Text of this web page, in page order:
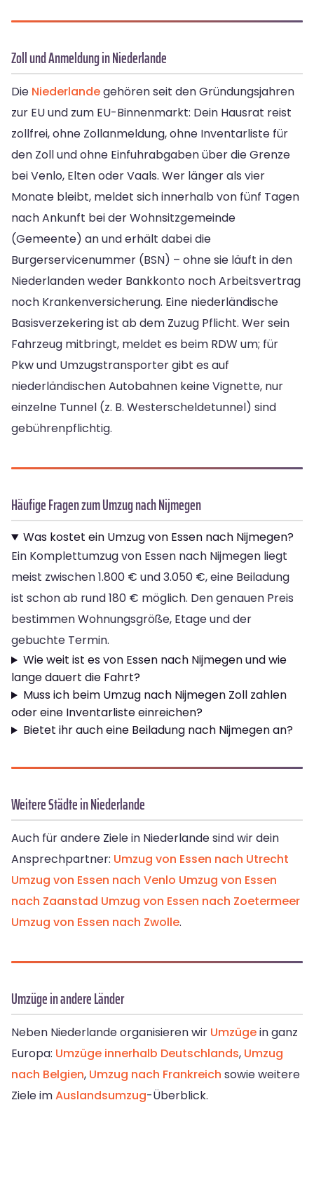
Zoll und Anmeldung in Niederlande
Die Niederlandegehören seit den Gründungsjahren
zur EU und zum EU-Binnenmarkt: Dein Hausrat reist
zollfrei, ohne Zollanmeldung, ohne Inventarliste für
den Zoll und ohne Einfuhrabgaben über die Grenze
bei Venlo, Elten oder Vaals. Wer länger als vier
Monate bleibt, meldet sich innerhalb von fünf Tagen
nach Ankunft bei der Wohnsitzgemeinde
(Gemeente) an und erhält dabei die
Burgerservicenummer (BSN) – ohne sie läuft in den
Niederlanden weder Bankkonto noch Arbeitsvertrag
noch Krankenversicherung. Eine niederländische
Basisverzekering ist ab dem Zuzug Pflicht. Wer sein
Fahrzeug mitbringt, meldet es beim RDW um; für
Pkw und Umzugstransporter gibt es auf
niederländischen Autobahnen keine Vignette, nur
einzelne Tunnel (z. B. Westerscheldetunnel) sind
gebührenpflichtig.
Häufige Fragen zum Umzug nach Nijmegen
Was kostet ein Umzug von Essen nach Nijmegen?
Ein Komplettumzug von Essen nach Nijmegen liegt
meist zwischen 1.800 € und 3.050 €, eine Beiladung
ist schon ab rund 180 € möglich. Den genauen Preis
bestimmen Wohnungsgröße, Etage und der
gebuchte Termin.
Wie weit ist es von Essen nach Nijmegen und wie
lange dauert die Fahrt?
Muss ich beim Umzug nach Nijmegen Zoll zahlen
oder eine Inventarliste einreichen?
Bietet ihr auch eine Beiladung nach Nijmegen an?
Weitere Städte in Niederlande
Auch für andere Ziele in Niederlande sind wir dein
Ansprechpartner: Umzug von Essen nach Utrecht
Umzug von Essen nach Venlo Umzug von Essen
nach Zaanstad Umzug von Essen nach Zoetermeer
Umzug von Essen nach Zwolle.
Umzüge in andere Länder
Neben Niederlande organisieren wir Umzügein ganz
Europa: Umzüge innerhalb Deutschlands, Umzug
nach Belgien, Umzug nach Frankreich sowie weitere
Ziele imAuslandsumzug-Überblick.